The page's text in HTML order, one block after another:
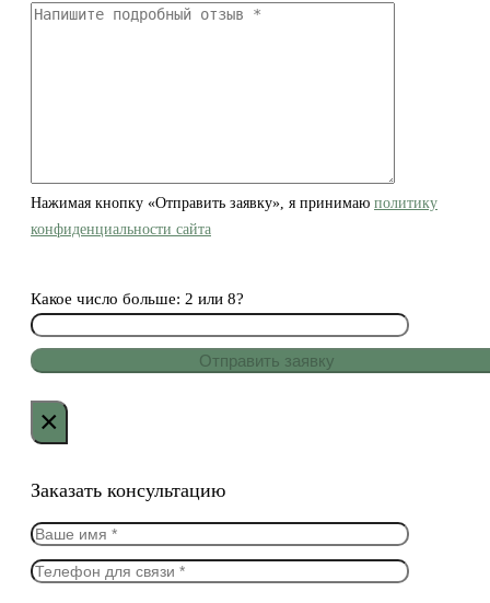
Нажимая кнопку «Отправить заявку», я принимаю политику
конфиденциальности сайта
Какое число больше: 2 или 8?
×
Заказать консультацию